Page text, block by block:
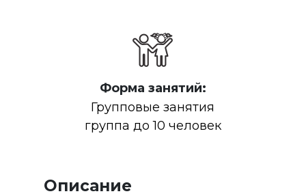
Описание
Форма занятий:
Групповые занятия
группа до 10 человек